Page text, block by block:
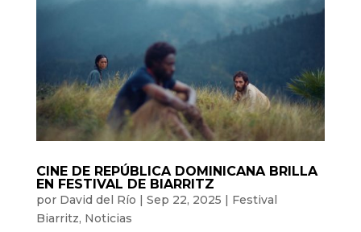
CINE DE REPÚBLICA DOMINICANA BRILLA
EN FESTIVAL DE BIARRITZ
por David del Río Sep 22, 2025
Festival
Biarritz, Noticias